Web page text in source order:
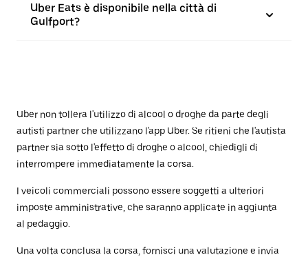
Uber Eats è disponibile nella città di
Gulfport?
Uber non tollera l'utilizzo di alcool o droghe da parte degli
autisti partner che utilizzano l'app Uber. Se ritieni che l'autista
partner sia sotto l'effetto di droghe o alcool, chiedigli di
interrompere immediatamente la corsa.
I veicoli commerciali possono essere soggetti a ulteriori
imposte amministrative, che saranno applicate in aggiunta
al pedaggio.
Una volta conclusa la corsa, fornisci una valutazione e invia